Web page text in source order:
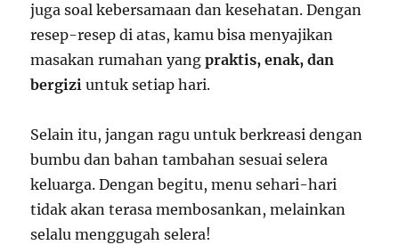
juga soal kebersamaan dan kesehatan. Dengan
resep-resep di atas, kamu bisa menyajikan
masakan rumahan yangpraktis, enak, dan
bergizi untuk setiap hari.
Selain itu, jangan ragu untuk berkreasi dengan
bumbu dan bahan tambahan sesuai selera
keluarga. Dengan begitu, menu sehari-hari
tidak akan terasa membosankan, melainkan
selalu menggugah selera!